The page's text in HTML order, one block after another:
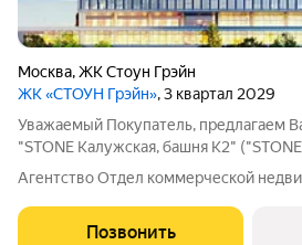
Москва,ЖК Стоун Грэйн
ЖК «СТОУН Грэйн», 3 квартал 2029
Уважаемый Покупатель, предлагаем
"STONE Калужская, башня К2"
помещение свободного назначения
собственность на выгодных
вентиляция. Центральное
Агентство Отдел коммерческой
Позвонить